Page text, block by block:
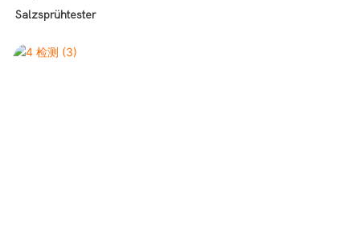
Salzsprühtester